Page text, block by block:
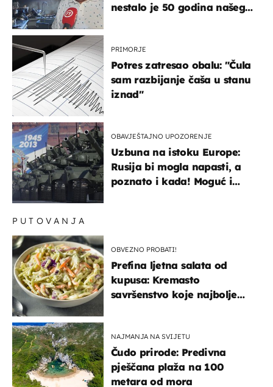
nestalo je 50 godina našeg
PRIMORJE
Potres zatresao obalu: "Čula
sam razbijanje čaša u stanu
iznad"
OBAVJEŠTAJNO UPOZORENJE
Uzbuna na istoku Europe:
Rusija bi mogla napasti, a
poznato i kada! Moguć i
PUTOVANJA
OBVEZNO PROBATI!
Prefina ljetna salata od
kupusa: Kremasto
savršenstvo koje najbolje
NAJMANJA NA SVIJETU
Čudo prirode: Predivna
pješčana plaža na 100
metara od mora